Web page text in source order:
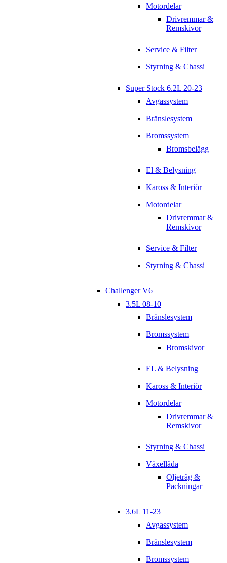
Motordelar
Drivremmar &
Remskivor
Service & Filter
Styrning & Chassi
Super Stock 6.2L 20-23
Avgassystem
Bränslesystem
Bromssystem
Bromsbelägg
El & Belysning
Kaross & Interiör
Motordelar
Drivremmar &
Remskivor
Service & Filter
Styrning & Chassi
Challenger V6
3.5L 08-10
Bränslesystem
Bromssystem
Bromskivor
EL & Belysning
Kaross & Interiör
Motordelar
Drivremmar &
Remskivor
Styrning & Chassi
Växellåda
Oljetråg &
Packningar
3.6L 11-23
Avgassystem
Bränslesystem
Bromssystem